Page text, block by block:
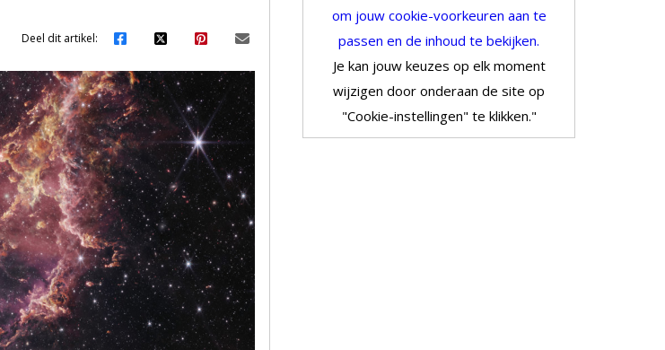
Deel dit artikel:
om jouw cookie-voorkeuren aan te
passen en de inhoud te bekijken.
Je kan jouw keuzes op elk moment
wijzigen door onderaan de site op
"Cookie-instellingen" te klikken."